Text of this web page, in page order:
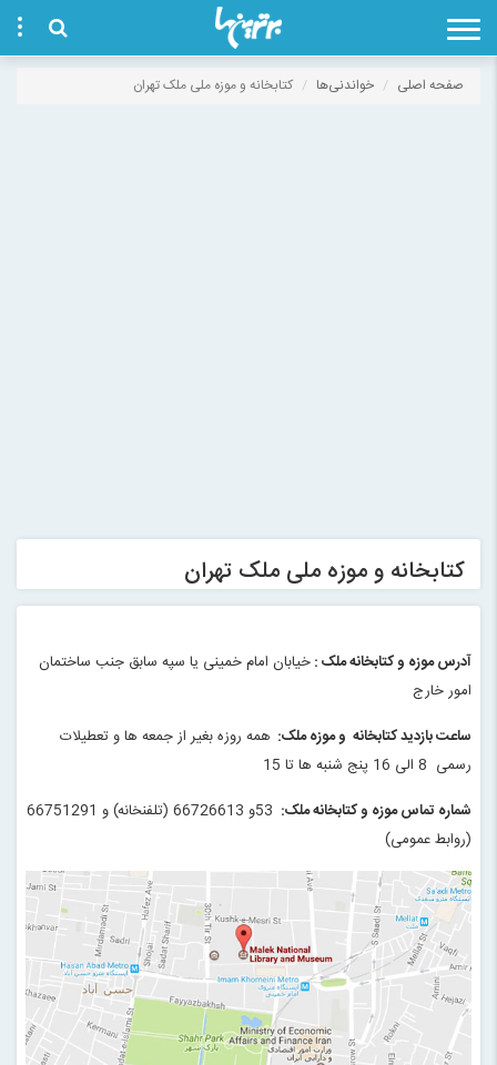
صفحه اصلی خواندنی‌ها کتابخانه و موزه ملی ملک تهران
کتابخانه و موزه ملی ملک تهران
آدرس موزه و کتابخانه ملک:خیابان امام خمینی یا سپه سابق جنب ساختمان
امور خارج
ساعت بازدید کتابخانه و موزه ملک: همه روزه بغیر از جمعه ها و تعطیلات
رسمی 8 الی 16 پنج شنبه ها تا 15
شماره تماس موزه و کتابخانه ملک:
53و 66726613 (تلفنخانه) و
66751291
(روابط عمومی)